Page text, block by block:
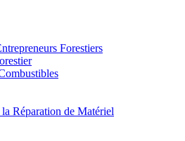
Forestiers
Réparation de Matériel